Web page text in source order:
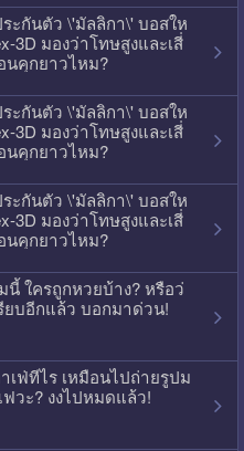
ะกันตัว \'มัลลิกา\' บอสให
3D มองว่าโทษสูงและเสี่
นคุกยาวไหม?
ะกันตัว \'มัลลิกา\' บอสให
3D มองว่าโทษสูงและเสี่
นคุกยาวไหม?
ะกันตัว \'มัลลิกา\' บอสให
3D มองว่าโทษสูงและเสี่
นคุกยาวไหม?
นี้ ใครถูกหวยบ้าง? หรือว่
ยบอีกแล้ว บอกมาด่วน!
เฟ่ทีไร เหมือนไปถ่ายรูปม
วะ? งงไปหมดแล้ว!